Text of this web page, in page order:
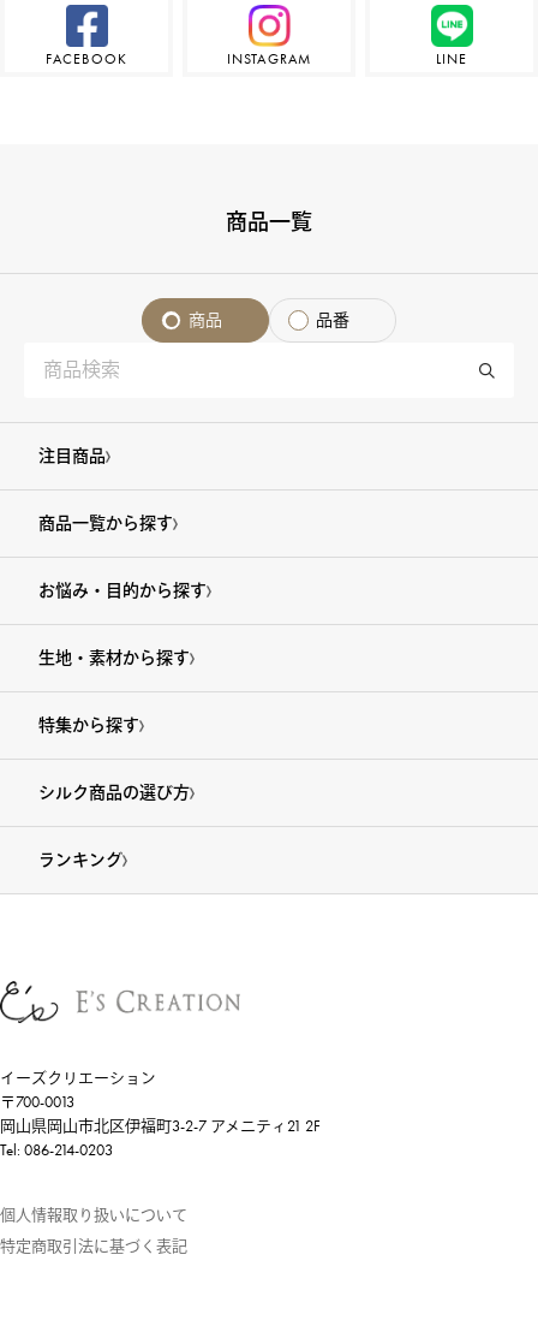
FACEBOOK INSTAGRAM LINE
商品一覧
商品 品番
注目商品
商品一覧から探す
お悩み・目的から探す
生地・素材から探す
特集から探す
シルク商品の選び方
ランキング
イーズクリエーション
〒700-0013
岡山県岡山市北区伊福町3-2-7 アメニティ21 2F
Tel: 086-214-0203
個人情報取り扱いについて
特定商取引法に基づく表記